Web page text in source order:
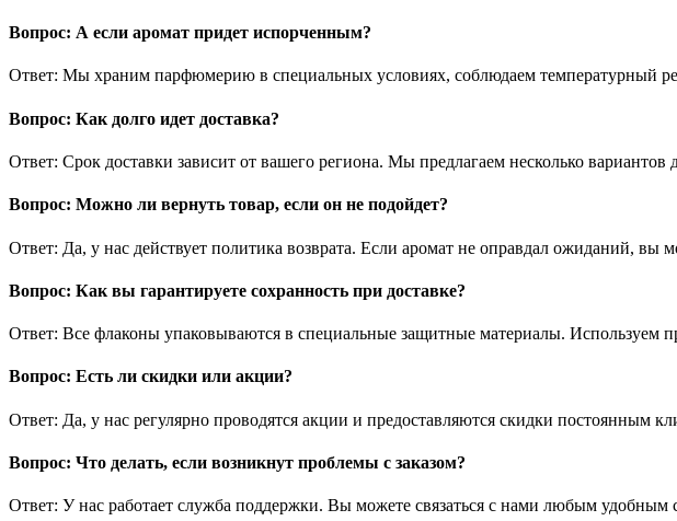
Вопрос: А если аромат придет испорченным?
Ответ: Мы храним парфюмерию в специальных условиях, соблюдаем температурный
Вопрос: Как долго идет доставка?
Ответ: Срок доставки зависит от вашего региона. Мы предлагаем несколько
Вопрос: Можно ли вернуть товар, если он не подойдет?
Ответ: Да, у нас действует политика возврата. Если аромат не оправдал ожиданий, вы
Вопрос: Как вы гарантируете сохранность при доставке?
Ответ: Все флаконы упаковываются в специальные защитные материалы. Используем
Вопрос: Есть ли скидки или акции?
Ответ: Да, у нас регулярно проводятся акции и предоставляются скидки постоянным
Вопрос: Что делать, если возникнут проблемы с заказом?
Ответ: У нас работает служба поддержки. Вы можете связаться с нами любым